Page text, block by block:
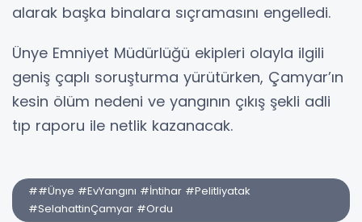
alarak başka binalara sıçramasını engelledi.
Ünye Emniyet Müdürlüğü ekipleri olayla ilgili
geniş çaplı soruşturma yürütürken, Çamyar’ın
kesin ölüm nedeni ve yangının çıkış şekli adli
tıp raporu ile netlik kazanacak.
##Ünye #EvYangını #İntihar #Pelitliyatak
#SelahattinÇamyar #Ordu